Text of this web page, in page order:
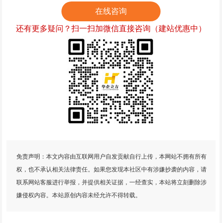
在线咨询
还有更多疑问？扫一扫加微信直接咨询（建站优惠中）
免责声明：本文内容由互联网用户自发贡献自行上传，本网站不拥有所有
权，也不承认相关法律责任。如果您发现本社区中有涉嫌抄袭的内容，请
联系网站客服进行举报，并提供相关证据，一经查实，本站将立刻删除涉
嫌侵权内容。本站原创内容未经允许不得转载。